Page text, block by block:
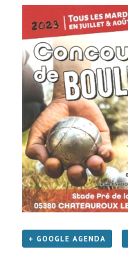
+ GOOGLE AGENDA